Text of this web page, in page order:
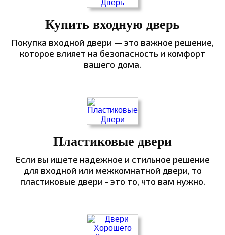
Купить входную дверь
Покупка входной двери — это важное решение,
которое влияет на безопасность и комфорт
вашего дома.
Пластиковые двери
Если вы ищете надежное и стильное решение
для входной или межкомнатной двери, то
пластиковые двери - это то, что вам нужно.